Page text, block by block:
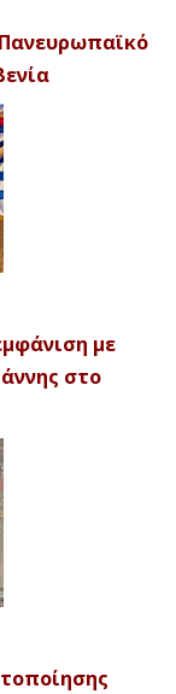
με
στο